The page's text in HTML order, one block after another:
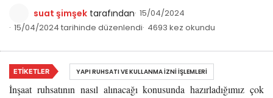
suat şimşek tarafından 15/04/2024
15/04/2024 tarihinde düzenlendi 4693 kez okundu
İnşaat ruhsatının nasıl alınacağı konusunda hazırladığımız çok
ETIKETLER YAPI RUHSATI VE KULLANMA İZNI İŞLEMLERI